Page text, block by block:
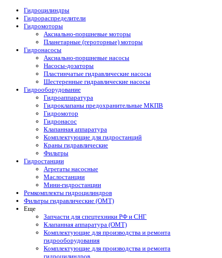
Гидроцилиндры
Гидрораспределители
Гидромоторы
Аксиально-поршневые моторы
Планетарные (героторные) моторы
Гидронасосы
Аксиально-поршневые насосы
Насосы-дозаторы
Пластинчатые гидравлические насосы
Шестеренные гидравлические насосы
Гидрооборудование
Гидроаппаратура
Гидроклапаны предохранительные МКПВ
Гидромотор
Гидронасос
Клапанная аппаратура
Комплектующие для гидростанций
Краны гидравлические
Фильтры
Гидростанции
Агрегаты насосные
Маслостанции
Мини-гидростанции
Ремкомплекты гидроцилиндров
Фильтры гидравлические (OMT)
Еще
Запчасти для спецтехники РФ и СНГ
Клапанная аппаратура (OMT)
Комплектующие для производства и ремонта
гидрооборудования
Комплектующие для производства и ремонта
гидроцилиндров